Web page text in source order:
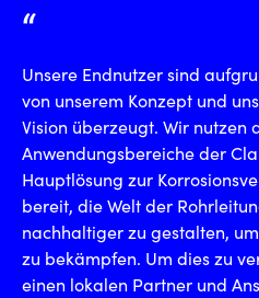
“
Unsere Endnutzer sind
von unserem Konzept und
Vision überzeugt. Wir nutzen
Anwendungsbereiche der
Hauptlösung zur
bereit, die Welt der
nachhaltiger zu gestalten,
zu bekämpfen. Um dies zu
einen lokalen Partner und